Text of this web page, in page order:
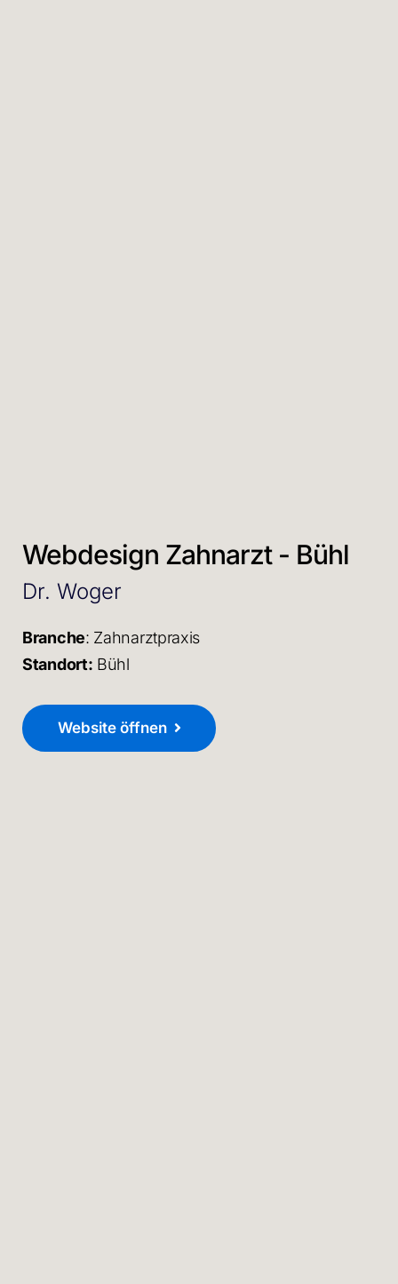
Webdesign Zahnarzt - Bühl
Dr. Woger
Branche: Zahnarztpraxis
Standort: Bühl
Website öffnen